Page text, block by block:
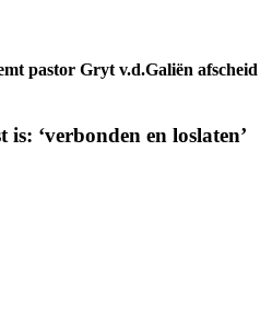
pastor Gryt v.d.Galiën afscheid
‘verbonden en loslaten’